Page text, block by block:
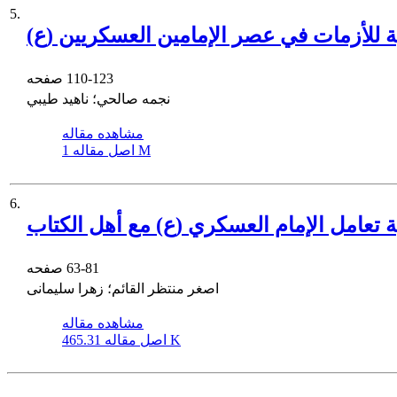
5.
للأزمات في عصر الإمامين العسكريين (ع)
110-123
نجمه صالحي؛ ناهید طیبي
مشاهده مقاله
اصل مقاله 1 M
6.
تعامل الإمام العسكري (ع) مع أهل الكتاب
63-81
اصغر منتظر القائم؛ زهرا سلیمانی
مشاهده مقاله
اصل مقاله 465.31 K